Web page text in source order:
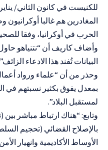
للكنيست في كانون الثاني/
المغادرين هم غالبا
الحرب في أوكرانيا، وفقا
وأضاف كاريف أن “نتنياهو
البيانات تُفند هذا الادعاء
وحذر من أن “علماء ورواد
بمعدل يفوق بكثير نسبتهم في
لمستقبل البلاد”.
وتابع: “هناك ارتباط مباشر
بالإصلاح القضائي (تحجيم
الأوساط الأكاديمية وانهيار